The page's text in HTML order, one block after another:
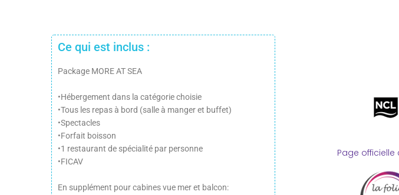
Ce qui est inclus :
Package MORE AT SEA
•Hébergement dans la catégorie choisie
•Tous les repas à bord (salle à manger et buffet)
•Spectacles
•Forfait boisson
•1 restaurant de spécialité par personne
•FICAV
En supplément pour cabines vue mer et balcon:
Page officielle